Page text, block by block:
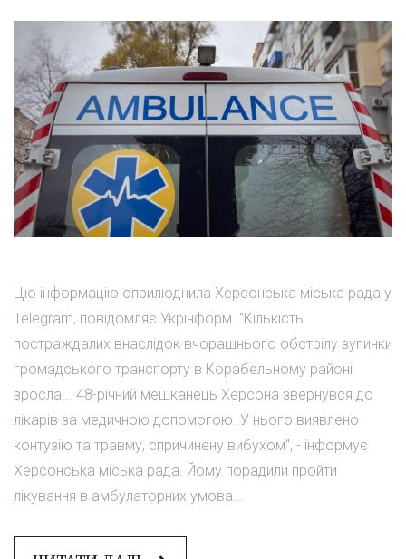
Цю інформацію оприлюднила Херсонська міська рада у
Telegram, повідомляє Укрінформ. "Кількість
постраждалих внаслідок вчорашнього обстрілу зупинки
громадського транспорту в Корабельному районі
зросла... 48-річний мешканець Херсона звернувся до
лікарів за медичною допомогою. У нього виявлено
контузію та травму, спричинену вибухом", - інформує
Херсонська міська рада. Йому порадили пройти
лікування в амбулаторних умова...